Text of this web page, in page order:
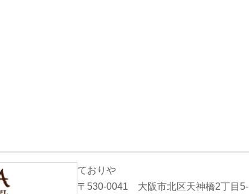
ておりや
〒530-0041 大阪市北区天神橋2丁目5-